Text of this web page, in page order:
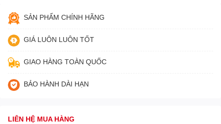
SẢN PHẨM CHÍNH HÃNG
GIÁ LUÔN LUÔN TỐT
GIAO HÀNG TOÀN QUỐC
BẢO HÀNH DÀI HẠN
LIÊN HỆ MUA HÀNG